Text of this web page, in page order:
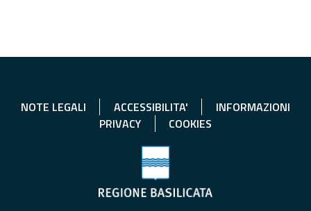
NOTE LEGALI ACCESSIBILITA'
INFORMAZIONI
PRIVACY
COOKIES